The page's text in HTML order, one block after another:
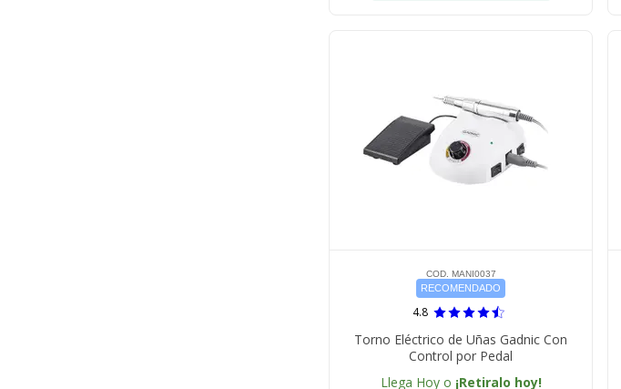
COD. MANI0037
RECOMENDADO
4.8
Torno Eléctrico de Uñas Gadnic Con
Control por Pedal
Llega Hoy o ¡Retiralo hoy!